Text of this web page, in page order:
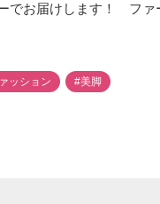
でお届けします！ ファ
ッション #美脚